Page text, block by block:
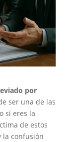
por
ser una de las
si eres la
de estos
la confusión